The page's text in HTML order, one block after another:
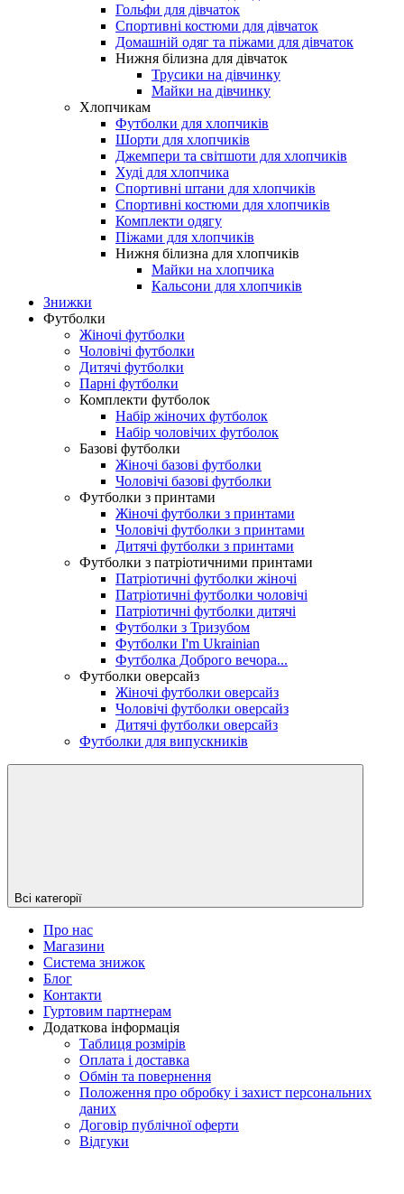
Гольфи для дівчаток
Спортивні костюми для дівчаток
Домашній одяг та піжами для дівчаток
Нижня білизна для дівчаток
Трусики на дівчинку
Майки на дівчинку
Хлопчикам
Футболки для хлопчиків
Шорти для хлопчиків
Джемпери та світшоти для хлопчиків
Худі для хлопчика
Спортивні штани для хлопчиків
Спортивні костюми для хлопчиків
Комплекти одягу
Піжами для хлопчиків
Нижня білизна для хлопчиків
Майки на хлопчика
Кальсони для хлопчиків
Знижки
Футболки
Жіночі футболки
Чоловічі футболки
Дитячі футболки
Парні футболки
Комплекти футболок
Набір жіночих футболок
Набір чоловічих футболок
Базові футболки
Жіночі базові футболки
Чоловічі базові футболки
Футболки з принтами
Жіночі футболки з принтами
Чоловічі футболки з принтами
Дитячі футболки з принтами
Футболки з патріотичними принтами
Патріотичні футболки жіночі
Патріотичні футболки чоловічі
Патріотичні футболки дитячі
Футболки з Тризубом
Футболки I'm Ukrainian
Футболка Доброго вечора...
Футболки оверсайз
Жіночі футболки оверсайз
Чоловічі футболки оверсайз
Дитячі футболки оверсайз
Футболки для випускників
Всі категорії
Про нас
Магазини
Система знижок
Блог
Контакти
Гуртовим партнерам
Додаткова інформація
Таблиця розмірів
Оплата і доставка
Обмін та повернення
Положення про обробку і захист персональних
даних
Договір публічної оферти
Відгуки